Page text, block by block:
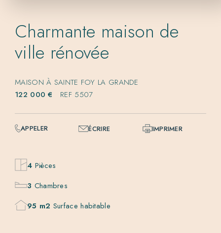
Charmante maison de
ville rénovée
MAISON À SAINTE FOY LA GRANDE
122 000 €
REF 5507
APPELER ÉCRIRE IMPRIMER
4 Pièces
3 Chambres
95 m2 Surface habitable